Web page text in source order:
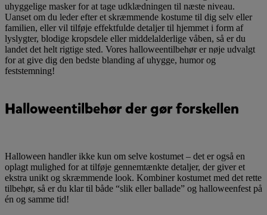
uhyggelige masker for at tage udklædningen til næste niveau.
Uanset om du leder efter et skræmmende kostume til dig selv eller
familien, eller vil tilføje effektfulde detaljer til hjemmet i form af
lyslygter, blodige kropsdele eller middelalderlige våben, så er du
landet det helt rigtige sted. Vores halloweentilbehør er nøje udvalgt
for at give dig den bedste blanding af uhygge, humor og
feststemning!
Halloweentilbehør der gør forskellen
Halloween handler ikke kun om selve kostumet – det er også en
oplagt mulighed for at tilføje gennemtænkte detaljer, der giver et
ekstra unikt og skræmmende look. Kombiner kostumet med det rette
tilbehør, så er du klar til både “slik eller ballade” og halloweenfest på
én og samme tid!